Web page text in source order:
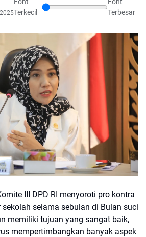
Terkecil
Terbesar
III DPD RI menyoroti pro kontra
selama sebulan di Bulan suci
memiliki tujuan yang sangat baik,
mempertimbangkan banyak aspek